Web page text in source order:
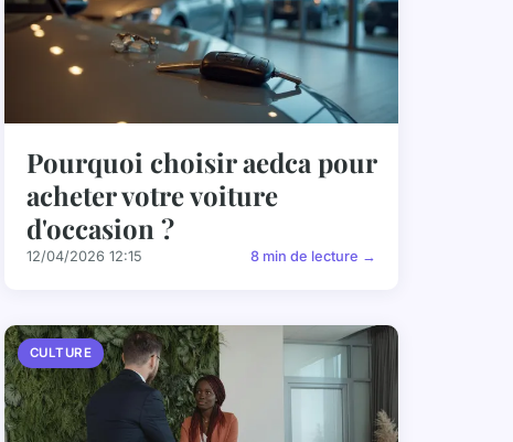
Pourquoi choisir aedca pour
acheter votre voiture
d'occasion ?
12/04/2026 12:15 8 min de lecture →
CULTURE